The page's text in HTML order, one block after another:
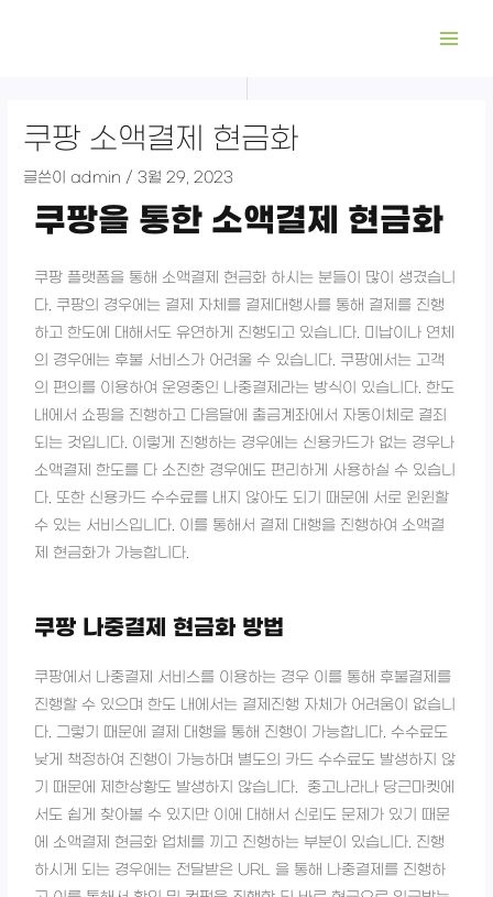
쿠팡 소액결제 현금화
글쓴이 admin /3월 29, 2023
쿠팡을 통한 소액결제 현금화
쿠팡 플랫폼을 통해 소액결제 현금화 하시는 분들이 많이 생겼습니
다. 쿠팡의 경우에는 결제 자체를 결제대행사를 통해 결제를 진행
하고 한도에 대해서도 유연하게 진행되고 있습니다. 미납이나 연체
의 경우에는 후불 서비스가 어려울 수 있습니다. 쿠팡에서는 고객
의 편의를 이용하여 운영중인 나중결제라는 방식이 있습니다. 한도
내에서 쇼핑을 진행하고 다음달에 출금계좌에서 자동이체로 결죄
되는 것입니다. 이렇게 진행하는 경우에는 신용카드가 없는 경우나
소액결제 한도를 다 소진한 경우에도 편리하게 사용하실 수 있습니
다. 또한 신용카드 수수료를 내지 않아도 되기 때문에 서로 윈윈할
수 있는 서비스입니다. 이를 통해서 결제 대행을 진행하여 소액결
제 현금화가 가능합니다.
쿠팡 나중결제 현금화 방법
쿠팡에서 나중결제 서비스를 이용하는 경우 이를 통해 후불결제를
진행할 수 있으며 한도 내에서는 결제진행 자체가 어려움이 없습니
다. 그렇기 때문에 결제 대행을 통해 진행이 가능합니다. 수수료도
낮게 책정하여 진행이 가능하며 별도의 카드 수수료도 발생하지 않
기 때문에 제한상황도 발생하지 않습니다. 중고나라나 당근마켓에
서도 쉽게 찾아볼 수 있지만 이에 대해서 신뢰도 문제가 있기 때문
에 소액결제 현금화 업체를 끼고 진행하는 부분이 있습니다. 진행
하시게 되는 경우에는 전달받은 URL 을 통해 나중결제를 진행하